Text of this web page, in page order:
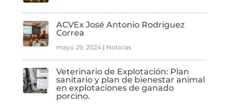
ACVEx José Antonio Rodríguez
Correa
mayo 29, 2024| Noticias
Veterinario de Explotación: Plan
sanitario y plan de bienestar animal
en explotaciones de ganado
porcino.